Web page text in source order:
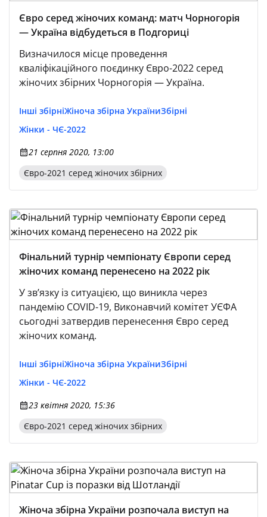
Євро серед жіночих команд: матч Чорногорія
— Україна відбудеться в Подгориці
Визначилося місце проведення
кваліфікаційного поєдинку Євро-2022 серед
жіночих збірних Чорногорія — Україна.
Інші збірніЖіноча збірна УкраїниЗбірні
Жінки - ЧЄ-2022
21 серпня 2020, 13:00
Євро-2021 серед жіночих збірних
Фінальний турнір чемпіонату Європи серед
жіночих команд перенесено на 2022 рік
У зв’язку із ситуацією, що виникла через
пандемію COVID-19, Виконавчий комітет УЄФА
сьогодні затвердив перенесення Євро серед
жіночих команд.
Інші збірніЖіноча збірна УкраїниЗбірні
Жінки - ЧЄ-2022
23 квітня 2020, 15:36
Євро-2021 серед жіночих збірних
Жіноча збірна України розпочала виступ на